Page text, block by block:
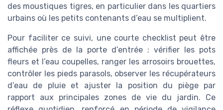
des moustiques tigres, en particulier dans les quartiers
urbains où les petits contenants d’eau se multiplient.
Pour faciliter ce suivi, une courte checklist peut être
affichée près de la porte d’entrée : vérifier les pots
fleurs et l’eau coupelles, ranger les arrosoirs brouettes,
contrôler les pieds parasols, observer les récupérateurs
d’eau de pluie et ajuster la position du piège par
rapport aux principales zones de vie du jardin. Ce